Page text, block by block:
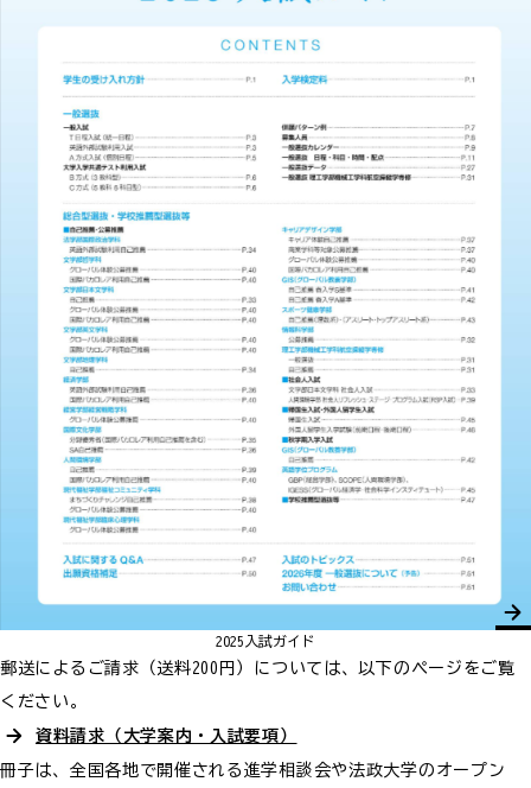
2025入試ガイド
郵送によるご請求（送料200円）については、以下のページをご覧
ください。
資料請求（大学案内・入試要項）
冊子は、全国各地で開催される進学相談会や法政大学のオープン